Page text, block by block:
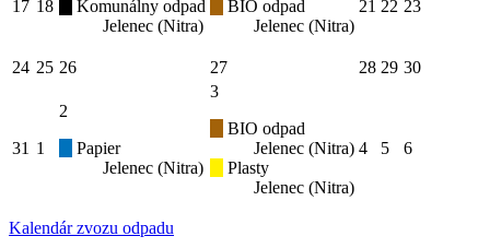
17 18
Komunálny odpad
Jelenec (Nitra)
BIO odpad
Jelenec (Nitra)
21 22 23
24 25 26 27 28 29 30
31 1
2
Papier
Jelenec (Nitra)
3
BIO odpad
Jelenec (Nitra)
Plasty
Jelenec (Nitra)
4 5 6
Kalendár zvozu odpadu